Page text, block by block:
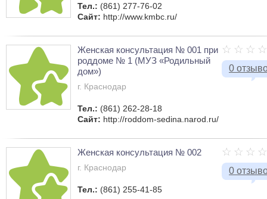
Тел.: (861) 277-76-02
Сайт: http://www.kmbc.ru/
0
Женская консультация № 001 при
роддоме № 1 (МУЗ «Родильный
дом»)
г. Краснодар
Тел.: (861) 262-28-18
Сайт: http://roddom-sedina.narod.ru/
0
Женская консультация № 002
г. Краснодар
Тел.: (861) 255-41-85